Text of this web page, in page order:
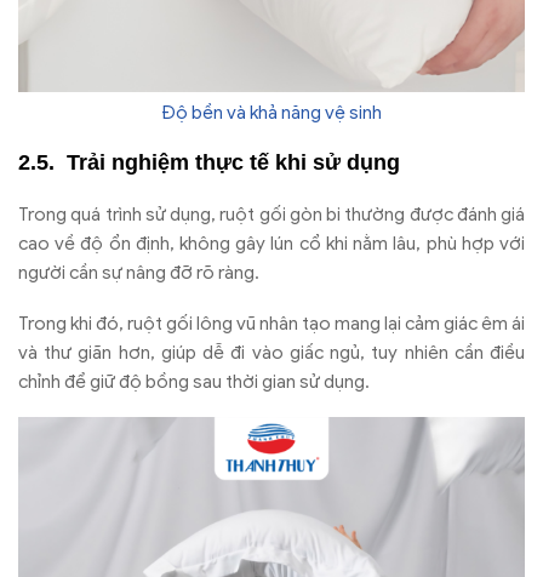
Độ bền và khả năng vệ sinh
Trải nghiệm thực tế khi sử dụng
Trong quá trình sử dụng, ruột gối gòn bi thường được đánh giá
cao về độ ổn định, không gây lún cổ khi nằm lâu, phù hợp với
người cần sự nâng đỡ rõ ràng.
Trong khi đó, ruột gối lông vũ nhân tạo mang lại cảm giác êm ái
và thư giãn hơn, giúp dễ đi vào giấc ngủ, tuy nhiên cần điều
chỉnh để giữ độ bồng sau thời gian sử dụng.